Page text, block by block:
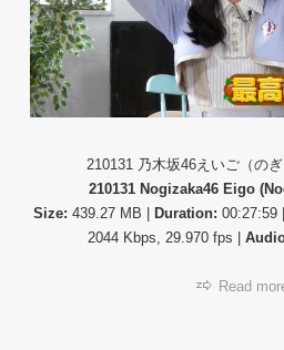
210131 乃木坂46えいご（の
210131 Nogizaka46 Eigo
Size: 439.27 MB | Duration: 00:27:59 |
2044 Kbps, 29.970 fps |
Read